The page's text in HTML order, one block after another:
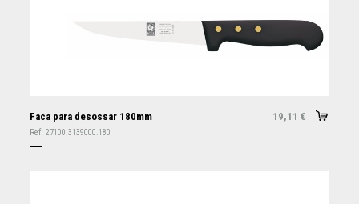
Faca para desossar 180mm 19,11 €
Ref: 27100.3139000.180